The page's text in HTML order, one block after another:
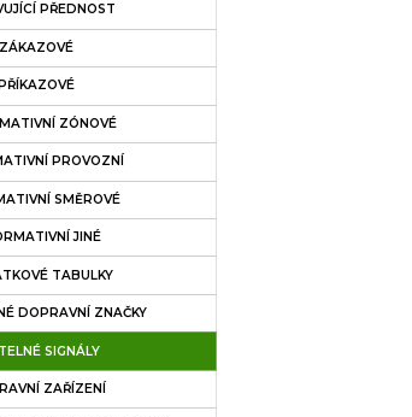
PŘEDNOST
ZÁKAZOVÉ
PŘÍKAZOVÉ
ZÓNOVÉ
PROVOZNÍ
SMĚROVÉ
JINÉ
TABULKY
DOPRAVNÍ ZNAČKY
SIGNÁLY
ZAŘÍZENÍ